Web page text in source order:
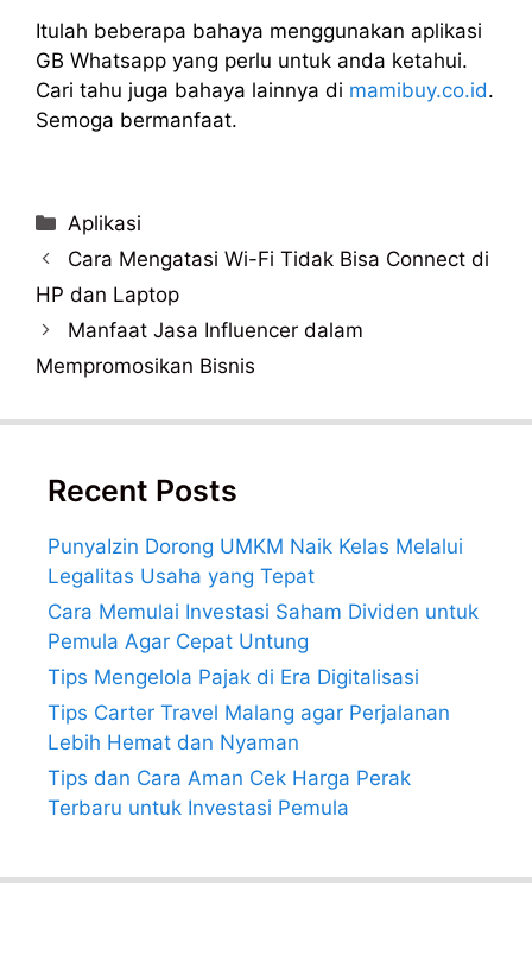
Itulah beberapa bahaya menggunakan aplikasi
GB Whatsapp yang perlu untuk anda ketahui.
Cari tahu juga bahaya lainnya di mamibuy.co.id.
Semoga bermanfaat.
Categories
Aplikasi
Post
navigation
Cara Mengatasi Wi-Fi Tidak Bisa Connect di
HP dan Laptop
Manfaat Jasa Influencer dalam
Mempromosikan Bisnis
Recent Posts
PunyaIzin Dorong UMKM Naik Kelas Melalui
Legalitas Usaha yang Tepat
Cara Memulai Investasi Saham Dividen untuk
Pemula Agar Cepat Untung
Tips Mengelola Pajak di Era Digitalisasi
Tips Carter Travel Malang agar Perjalanan
Lebih Hemat dan Nyaman
Tips dan Cara Aman Cek Harga Perak
Terbaru untuk Investasi Pemula